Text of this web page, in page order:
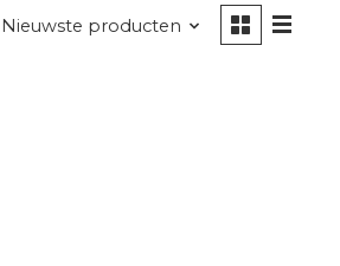
Nieuwste producten